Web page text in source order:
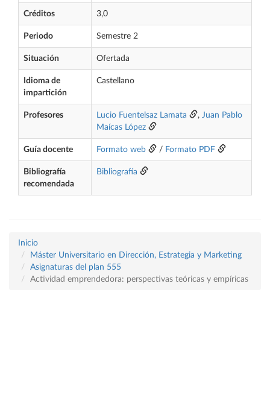
Créditos 3,0
Periodo Semestre 2
Situación Ofertada
Idioma de
impartición
Castellano
Profesores Lucio Fuentelsaz Lamata , Juan Pablo
Maícas López
Guía docente Formato web / Formato PDF
Bibliografía
recomendada
Bibliografía
Inicio
Máster Universitario en Dirección, Estrategia y Marketing
Asignaturas del plan 555
Actividad emprendedora: perspectivas teóricas y empíricas